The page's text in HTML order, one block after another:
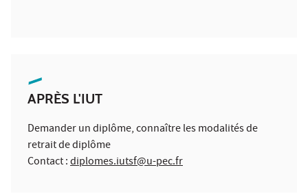
APRÈS L'IUT
Demander un diplôme, connaître les modalités de
retrait de diplôme
Contact :diplomes.iutsf@u-pec.fr